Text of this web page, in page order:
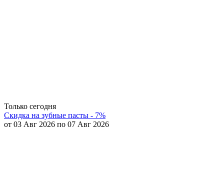
Только сегодня
Скидка на зубные пасты - 7%
от 03 Авг 2026 по 07 Авг 2026